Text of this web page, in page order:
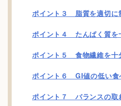
ポイント３ 脂質を適切に
ポイント４ たんぱく質を
ポイント５ 食物繊維を十
ポイント６ GI値の低い食
ポイント７ バランスの取